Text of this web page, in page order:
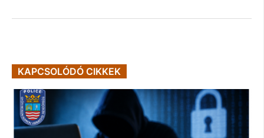
KAPCSOLÓDÓ CIKKEK